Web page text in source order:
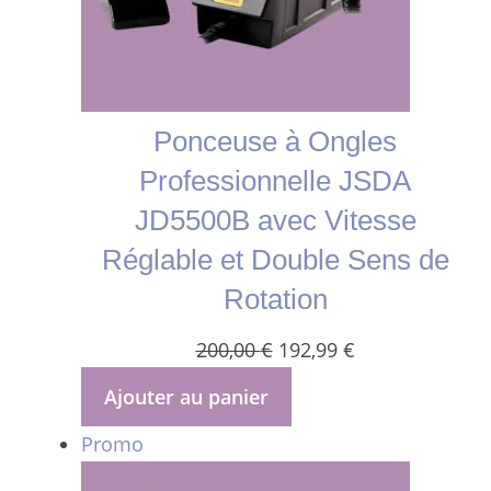
Ponceuse à Ongles
Professionnelle JSDA
JD5500B avec Vitesse
Réglable et Double Sens de
Rotation
200,00€ Le
192,99 €Le
Ajouter au panier
Promo